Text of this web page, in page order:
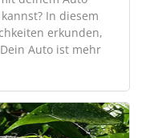
In diesem
erkunden,
Auto ist mehr